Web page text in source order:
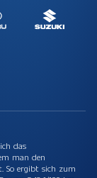
das
man den
So ergibt sich zum